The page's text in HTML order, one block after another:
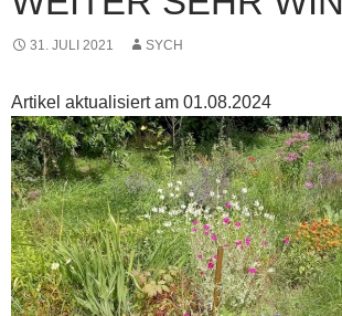
31. JULI 2021 SYCH
Artikel aktualisiert am 01.08.2024